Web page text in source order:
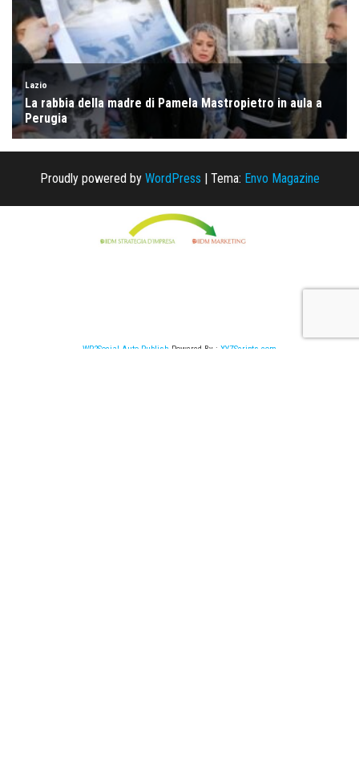
Proudly powered by WordPress | Tema: Envo Magazine
WP2Social Auto Publish Powered By : XYZScripts.com